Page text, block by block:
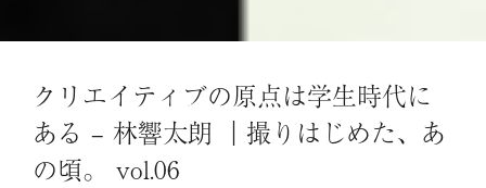
クリエイティブの原点は学生時代に
ある – 林響太朗 ｜撮りはじめた、あ
の頃。 vol.06